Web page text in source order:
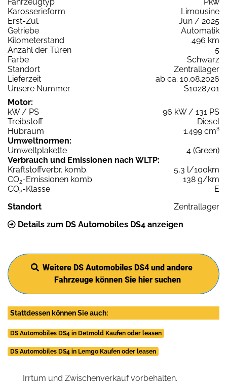
Karosserieform
Limousine
Erst-Zul.
Jun / 2025
Getriebe
Automatik
Kilometerstand
496 km
Anzahl der Türen
5
Farbe
Schwarz
Standort
Zentrallager
Lieferzeit
ab ca. 10.08.2026
Unsere Nummer
S1028701
Motor:
kW / PS
96 kW / 131 PS
Treibstoff
Diesel
Hubraum
1.499 cm³
Umweltnormen:
Umweltplakette
4 (Green)
Verbrauch und Emissionen nach WLTP:
Kraftstoffverbr. komb.
5,3 l/100km
CO2-Emissionen komb.
138 g/km
CO2-Klasse
E
Standort
Zentrallager
Details zum DS Automobiles DS4 anzeigen
Weitere DS Automobiles DS4 und andere
Fahrzeuge können Sie hier suchen
Stattdessen können Sie auch:
DS Automobiles DS4 in Detmold Kaufen oder leasen
DS Automobiles DS4 in Lemgo Kaufen oder leasen
Irrtum und Zwischenverkauf vorbehalten.